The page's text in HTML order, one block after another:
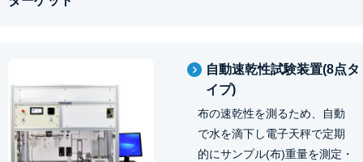
自動速乾性試験装置(8点タ
イプ)
布の速乾性を測るため、自動
で水を滴下し電子天秤で定期
的にサンプル(布)重量を測定・